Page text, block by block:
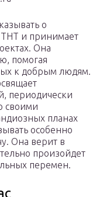
о
ТНТ и принимает
Она
помогая
к добрым людям.
периодически
своими
планах
особенно
Она верит в
произойдет
перемен.